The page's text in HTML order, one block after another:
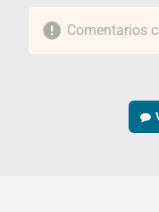
Comentarios